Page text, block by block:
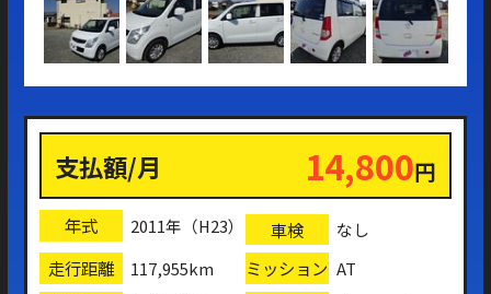
支払額/月 14,800円
年式 2011年（H23） 車検 なし
走行距離 117,955km ミッション AT